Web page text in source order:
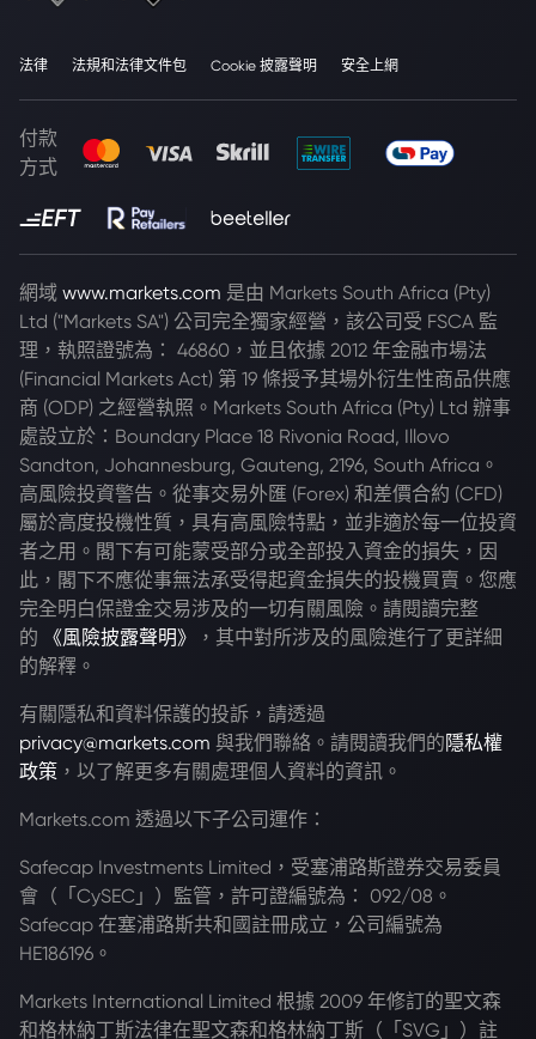
法律 法規和法律文件包 Cookie 披露聲明 安全上網
付款
方式
網域 www.markets.com 是由 Markets South Africa (Pty)
Ltd ("Markets SA") 公司完全獨家經營，該公司受 FSCA 監
理，執照證號為： 46860，並且依據 2012 年金融市場法
(Financial Markets Act) 第 19 條授予其場外衍生性商品供應
商 (ODP) 之經營執照。Markets South Africa (Pty) Ltd 辦事
處設立於：Boundary Place 18 Rivonia Road, Illovo
Sandton, Johannesburg, Gauteng, 2196, South Africa。
高風險投資警告。從事交易外匯 (Forex) 和差價合約 (CFD)
屬於高度投機性質，具有高風險特點，並非適於每一位投資
者之用。閣下有可能蒙受部分或全部投入資金的損失，因
此，閣下不應從事無法承受得起資金損失的投機買賣。您應
完全明白保證金交易涉及的一切有關風險。請閱讀完整
的
《風險披露聲明》
，其中對所涉及的風險進行了更詳細
的解釋。
有關隱私和資料保護的投訴，請透過
privacy@markets.com 與我們聯絡。請閱讀我們的隱私權
政策 ，以了解更多有關處理個人資料的資訊。
Markets.com 透過以下子公司運作：
Safecap Investments Limited，受塞浦路斯證券交易委員
會（「CySEC」）監管，許可證編號為： 092/08。
Safecap 在塞浦路斯共和國註冊成立，公司編號為
HE186196。
Markets International Limited 根據 2009 年修訂的聖文森
和格林納丁斯法律在聖文森和格林納丁斯（「SVG」）註